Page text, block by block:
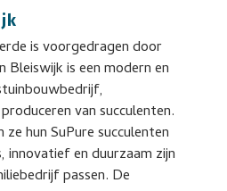
is voorgedragen door
Bleiswijk is een modern en
van succulenten.
hun SuPure succulenten
innovatief en duurzaam zijn
passen. De